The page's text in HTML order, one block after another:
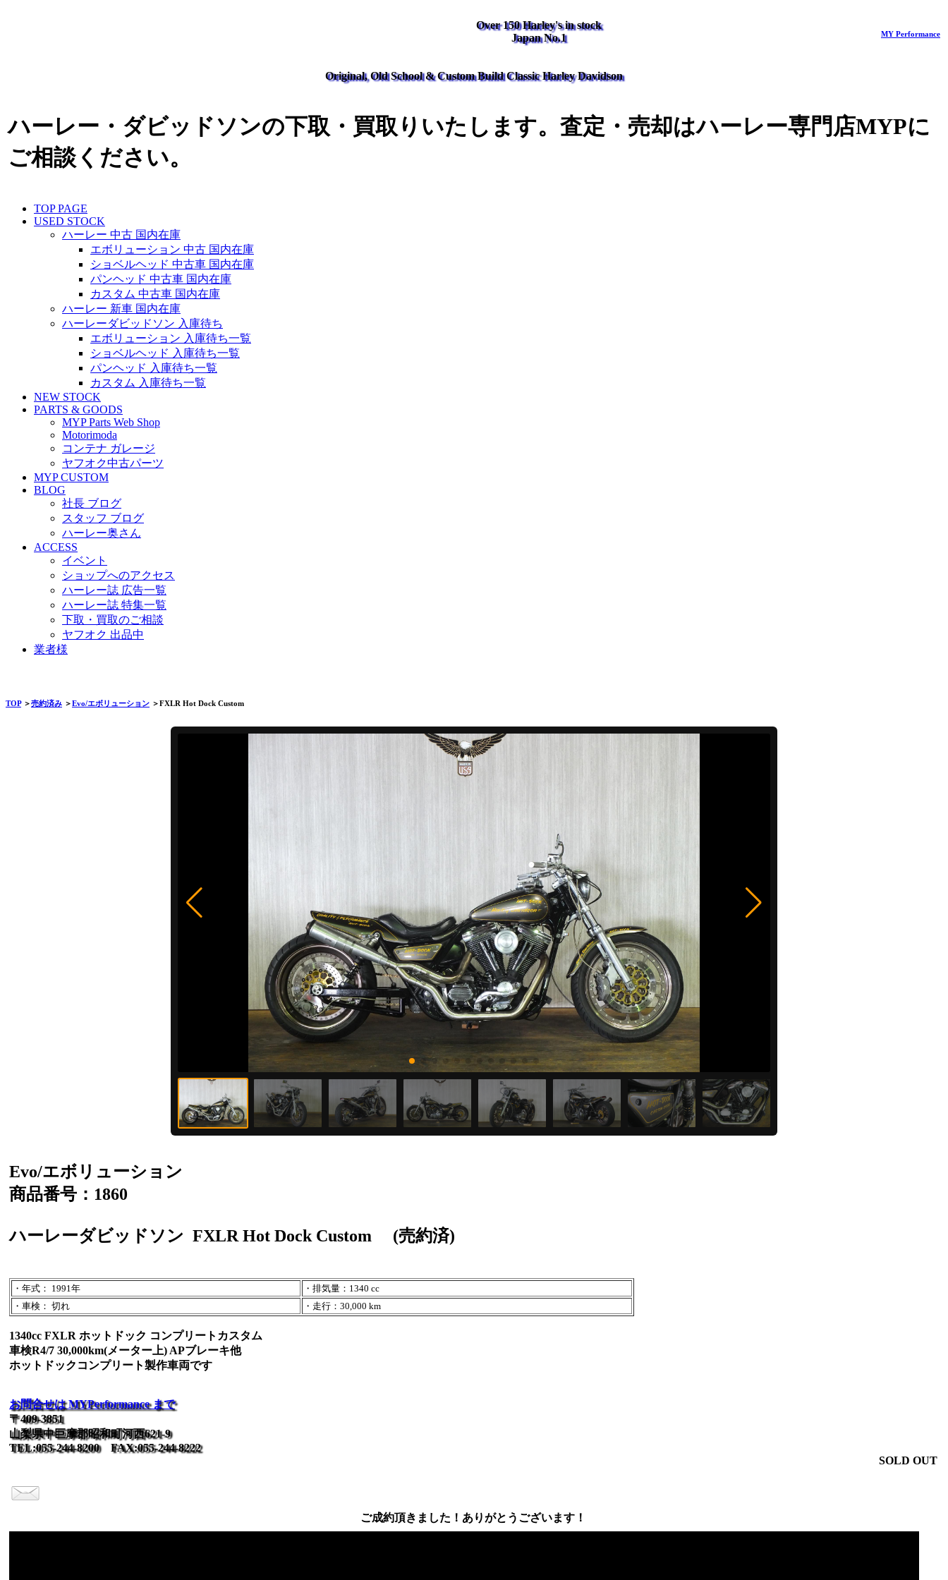
Over 150 Harley's in stock
Japan No.1
MY Performance
Original, Old School & Custom Build Classic Harley Davidson
ハーレー・ダビッドソンの下取・買取りいたします。査定・売却はハーレー専門店MYPに
ご相談ください。
TOP PAGE
USED STOCK
ハーレー 中古 国内在庫
エボリューション 中古 国内在庫
ショベルヘッド 中古車 国内在庫
パンヘッド 中古車 国内在庫
カスタム 中古車 国内在庫
ハーレー 新車 国内在庫
ハーレーダビッドソン 入庫待ち
エボリューション 入庫待ち一覧
ショベルヘッド 入庫待ち一覧
パンヘッド 入庫待ち一覧
カスタム 入庫待ち一覧
NEW STOCK
PARTS & GOODS
MYP Parts Web Shop
Motorimoda
コンテナ ガレージ
ヤフオク中古パーツ
MYP CUSTOM
BLOG
社長 ブログ
スタッフ ブログ
ハーレー奥さん
ACCESS
イベント
ショップへのアクセス
ハーレー誌 広告一覧
ハーレー誌 特集一覧
下取・買取のご相談
ヤフオク 出品中
業者様
TOP＞売約済み ＞Evo/エボリューション ＞FXLR Hot Dock Custom
Evo/エボリューション
商品番号：1860
ハーレーダビッドソン FXLR Hot Dock Custom (売約済)
・年式： 1991年
・排気量：1340 cc
・車検： 切れ
・走行：30,000 km
1340cc FXLR ホットドック コンプリートカスタム
車検R4/7 30,000km(メーター上) APブレーキ他
ホットドックコンプリート製作車両です
お問合せは MYPerformance まで
〒409-3851
山梨県中巨摩郡昭和町河西621-9
TEL:055-244-8200 FAX:055-244-8222
SOLD OUT
ご成約頂きました！ありがとうございます！